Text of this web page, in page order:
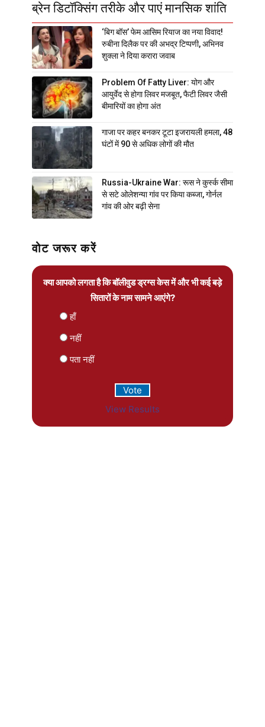
ब्रेन डिटॉक्सिंग तरीके और पाएं मानसिक शांति
‘बिग बॉस’ फेम आसिम रियाज का नया विवाद!
रुबीना दिलैक पर की अभद्र टिप्पणी, अभिनव
शुक्ला ने दिया करारा जवाब
Problem Of Fatty Liver: योग और
आयुर्वेद से होगा लिवर मजबूत, फैटी लिवर जैसी
बीमारियों का होगा अंत
गाजा पर कहर बनकर टूटा इजरायली हमला, 48
घंटों में 90 से अधिक लोगों की मौत
Russia-Ukraine War: रूस ने कुर्स्क सीमा
से सटे ओलेशन्या गांव पर किया कब्जा, गोर्नल
गांव की ओर बढ़ी सेना
वोट जरूर करें
क्या आपको लगता है कि बॉलीवुड ड्रग्स केस में और भी कई बड़े
सितारों के नाम सामने आएंगे?
हाँ
नहीं
पता नहीं
View Results